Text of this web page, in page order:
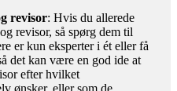
revisor: Hvis du allerede
revisor, så spørg dem til
er kun eksperter i ét eller få
det kan være en god ide at
efter hvilket